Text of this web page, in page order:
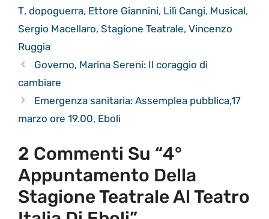
T, dopoguerra, Ettore Giannini, Lilì Cangi, Musical,
Sergio Macellaro, Stagione Teatrale, Vincenzo
Ruggia
Governo, Marina Sereni: Il coraggio di
cambiare
Emergenza sanitaria: Assemplea pubblica,17
marzo ore 19.00, Eboli
2 Commenti Su “4°
Appuntamento Della
Stagione Teatrale Al Teatro